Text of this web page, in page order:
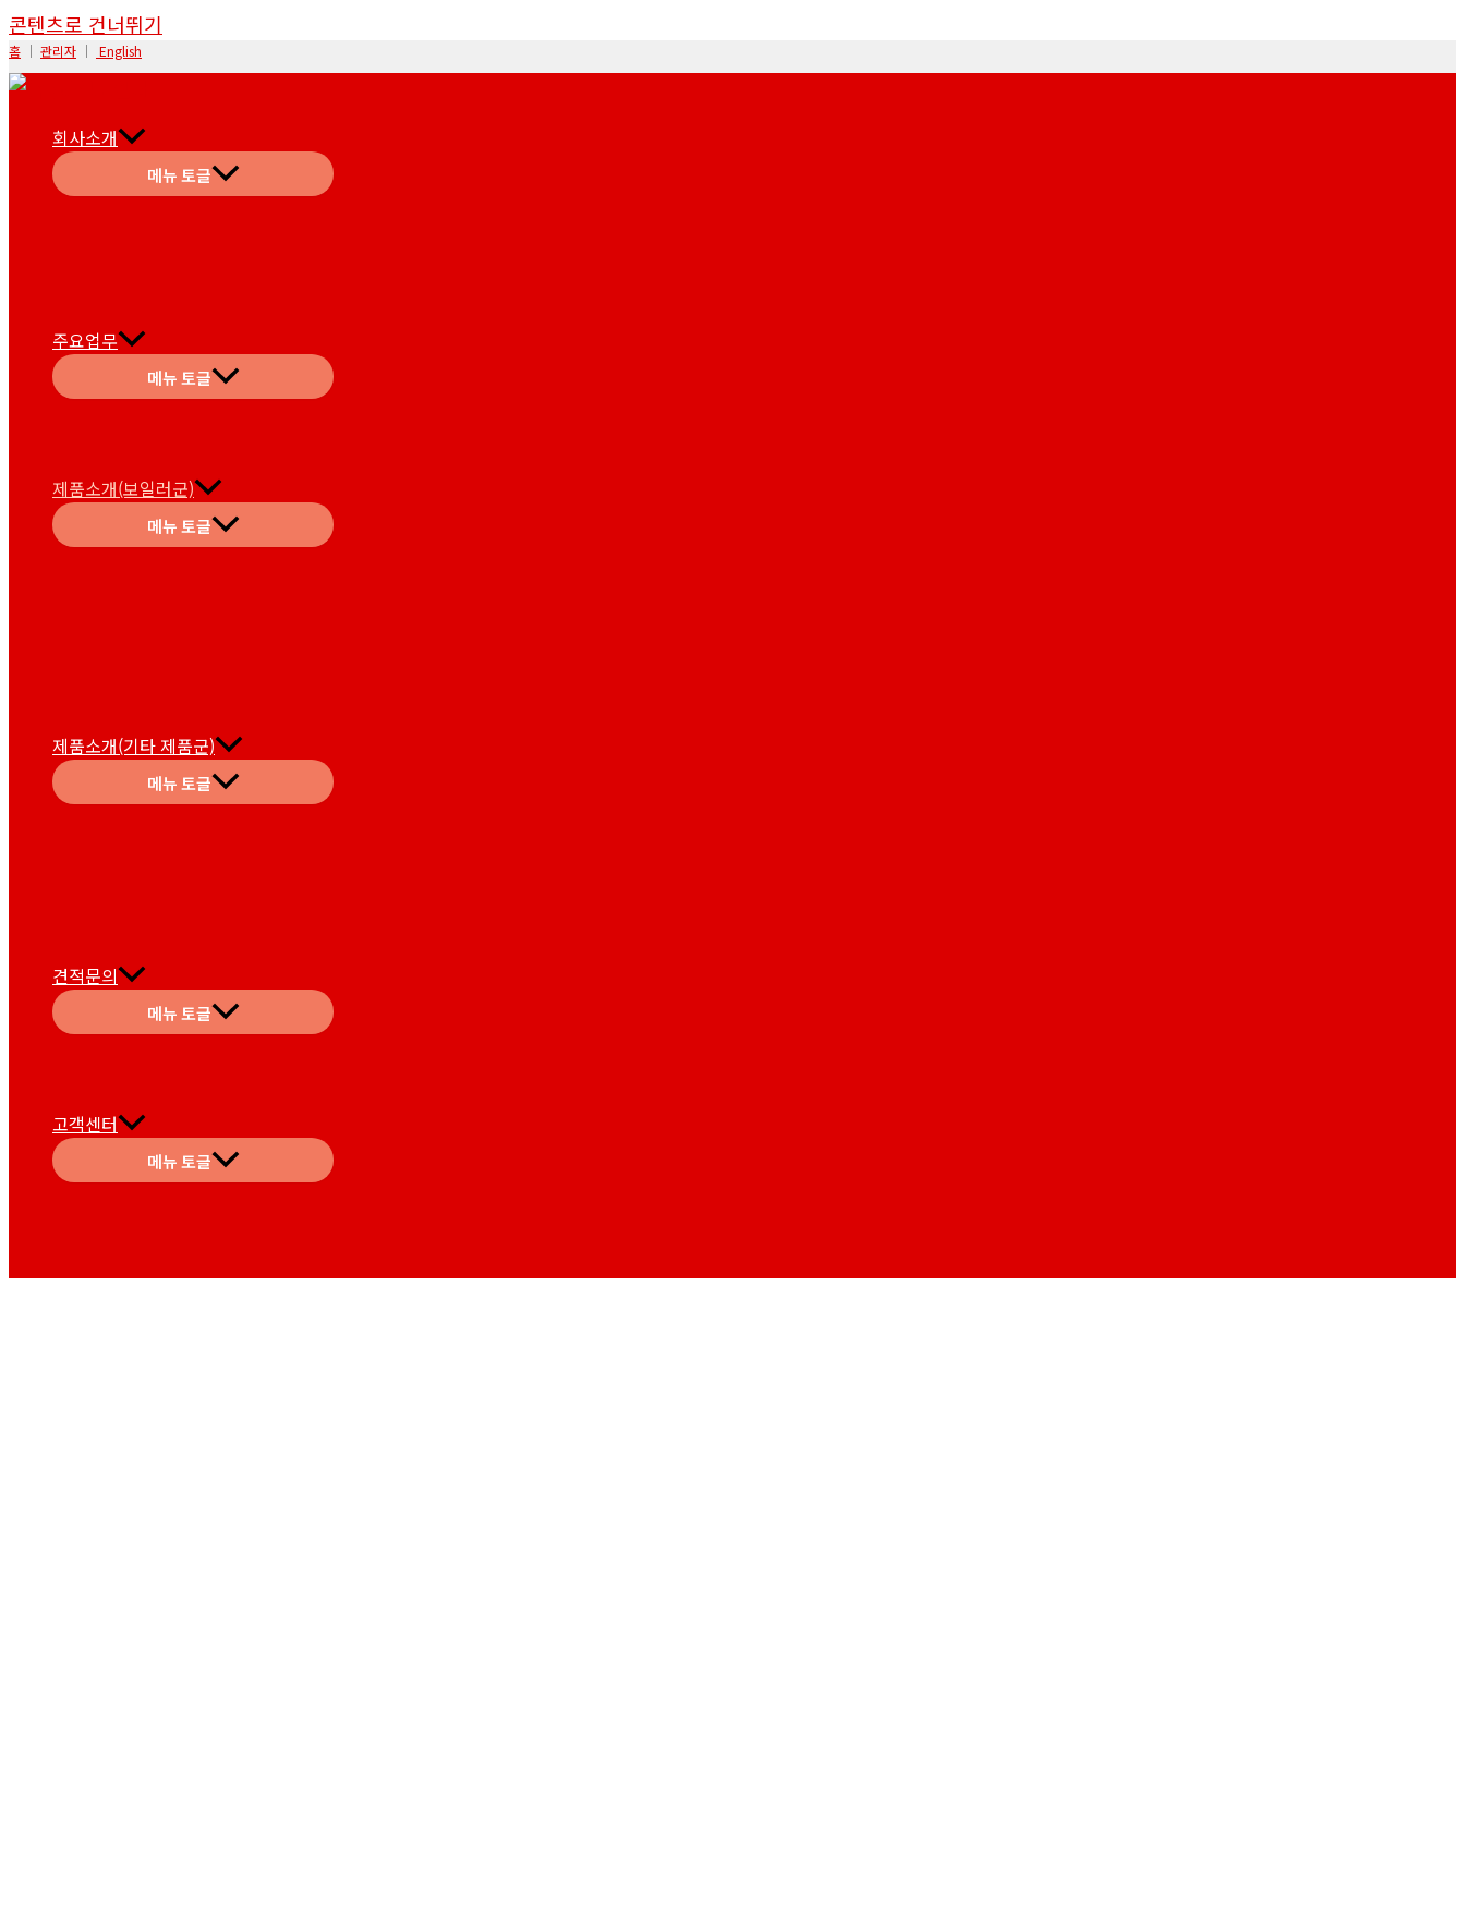
콘텐츠로 건너뛰기
홈 │ 관리자 │ English
회사소개
메뉴 토글
주요업무
메뉴 토글
제품소개(보일러군)
메뉴 토글
제품소개(기타 제품군)
메뉴 토글
견적문의
메뉴 토글
고객센터
메뉴 토글